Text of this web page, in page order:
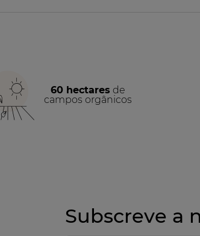
60 hectares de
campos orgânicos
Subscreve a